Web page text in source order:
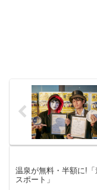
温泉が無料・半額に!
スポート」